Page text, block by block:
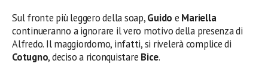
Sul fronte più leggero della soap,Guido e Mariella
continueranno a ignorare il vero motivo della presenza di
Alfredo. Il maggiordomo, infatti, si rivelerà complice di
Cotugno, deciso a riconquistare Bice.